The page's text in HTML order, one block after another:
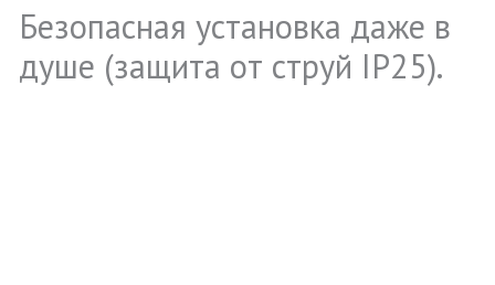
Безопасная установка даже в
душе (защита от струй IP25).